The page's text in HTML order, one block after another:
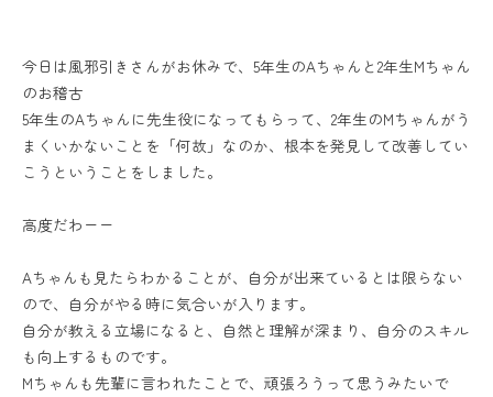
今日は風邪引きさんがお休みで、5年生のAちゃんと2年生Mちゃん
のお稽古
5年生のAちゃんに先生役になってもらって、2年生のMちゃんがう
まくいかないことを「何故」なのか、根本を発見して改善してい
こうということをしました。
高度だわーー
Aちゃんも見たらわかることが、自分が出来ているとは限らない
ので、自分がやる時に気合いが入ります。
自分が教える立場になると、自然と理解が深まり、自分のスキル
も向上するものです。
Mちゃんも先輩に言われたことで、頑張ろうって思うみたいで